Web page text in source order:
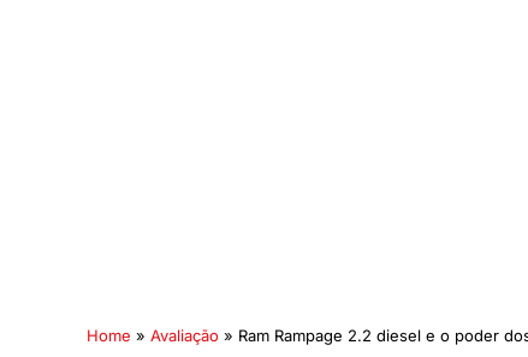
Home » Avaliação » Ram Rampage 2.2 diesel e o poder